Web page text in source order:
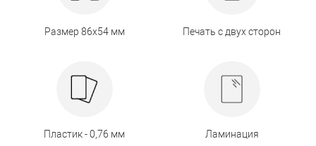
Размер 86х54 мм Печать с двух сторон
Пластик - 0,76 мм Ламинация